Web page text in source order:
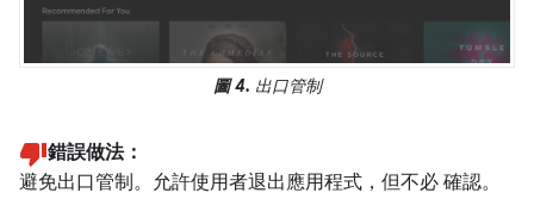
圖 4. 出口管制
錯誤做法：
避免出口管制。允許使用者退出應用程式，但不必 確認。